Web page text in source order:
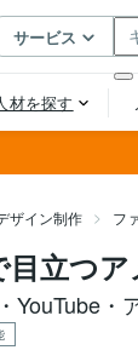
ザイン制作 フ
目立つ
YouTube・